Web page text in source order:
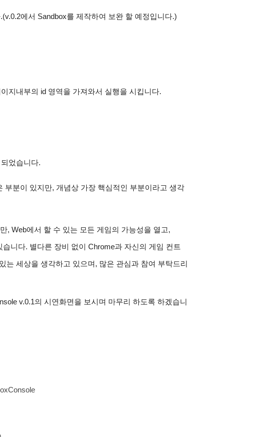
에서 Sandbox를 제작하여 보완 할 예정입니다.)
지내부의 id 영역을 가져와서 실행을 시킵니다.
었습니다.
부분이 있지만, 개념상 가장 핵심적인 부분이라고 생각
, Web에서 할 수 있는 모든 게임의 가능성을 열고,
니다. 별다른 장비 없이 Chrome과 자신의 게임 컨트
는 세상을 생각하고 있으며, 많은 관심과 참여 부탁드리
v.0.1의 시연화면을 보시며 마무리 하도록 하겠습니